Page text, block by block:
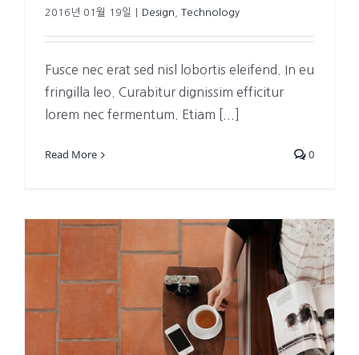
2016년 01월 19일 Design Technology
Fusce nec erat sed nisl lobortis eleifend. In eu
fringilla leo. Curabitur dignissim efficitur
lorem nec fermentum. Etiam [...]
Read More 0